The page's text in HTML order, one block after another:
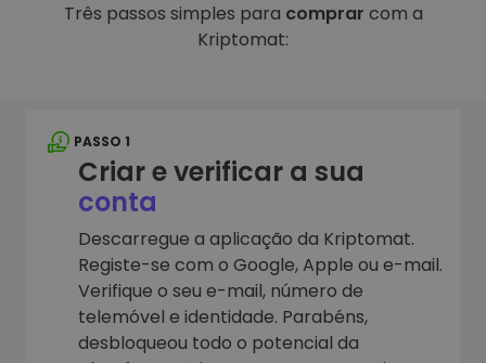
Três passos simples para comprar com a
Kriptomat:
PASSO 1
Criar e verificar a sua
conta
Descarregue a aplicação da Kriptomat.
Registe-se com o Google, Apple ou e-mail.
Verifique o seu e-mail, número de
telemóvel e identidade. Parabéns,
desbloqueou todo o potencial da